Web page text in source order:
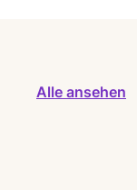
Alle ansehen